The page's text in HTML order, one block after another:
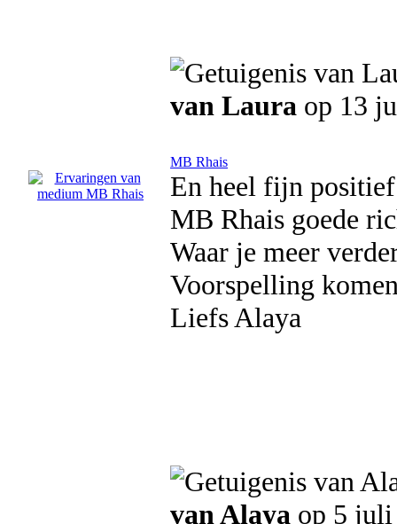
van Laura op 13
MB Rhais
En heel fijn
MB Rhais goede
Waar je meer
Voorspelling
Liefs Alaya
van Alaya op 5